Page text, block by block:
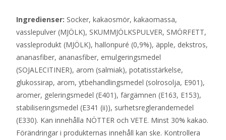
Ingredienser: Socker, kakaosmör, kakaomassa,
vasslepulver (MJÖLK), SKUMMJÖLKSPULVER, SMÖRFETT,
vassleprodukt (MJÖLK), hallonpuré (0,9%), äpple, dekstros,
ananasfiber, ananasfiber, emulgeringsmedel
(SOJALECITINER), arom (salmiak), potatisstärkelse,
glukossirap, arom, ytbehandlingsmedel (solrosolja, E901),
aromer, geleringsmedel (E401), färgämnen (E163, E153),
stabiliseringsmedel (E341 (ii)), surhetsreglerandemedel
(E330). Kan innehålla NÖTTER och VETE. Minst 30% kakao.
Förändringar i produkternas innehåll kan ske. Kontrollera